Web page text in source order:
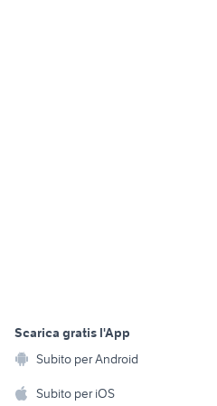
Biciclette
Scarica gratis l'App
Subito per Android
Subito per iOS